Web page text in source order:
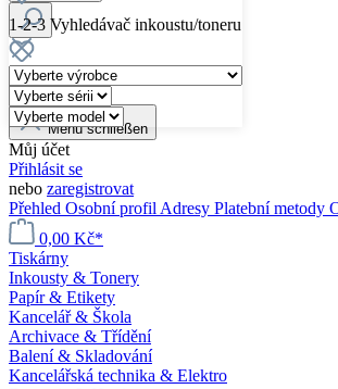
Menü schließen
Můj účet
Přihlásit se
nebo zaregistrovat
Přehled Osobní profil Adresy Platební metody
0,00 Kč*
Tiskárny
Inkousty & Tonery
Papír & Etikety
Kancelář & Škola
Archivace & Třídění
Balení & Skladování
Kancelářská technika & Elektro
1-2-3 Vyhledávač inkoustu/toneru